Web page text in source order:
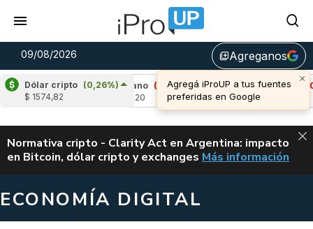
09/08/2026 library_addAgreganos
Dólar cripto (0,26%)
$ 1574,82
Cardano (-1,81%)
Avalanche (-0,49%)
u$s 6,47
ALERTA
Normativa cripto - Clarity Act en Argentina: impacto
en Bitcoin, dólar cripto y exchanges CLARITY ACT EN
Más información
ECONOMÍA DIGITAL